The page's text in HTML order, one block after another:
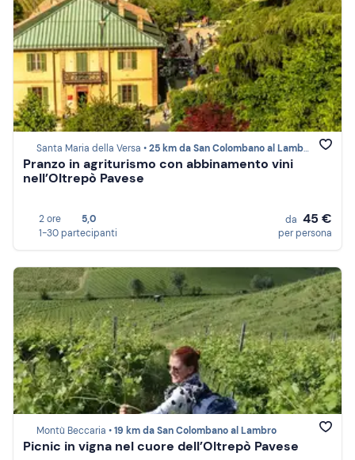
Santa Maria della Versa •25 km da San Colombano al Lambro
Pranzo in agriturismo con abbinamento vini
nell’Oltrepò Pavese
2 ore
5,0
1-30 partecipanti
da 45 €
per persona
Montù Beccaria •19 km da San Colombano al Lambro
Picnic in vigna nel cuore dell’Oltrepò Pavese